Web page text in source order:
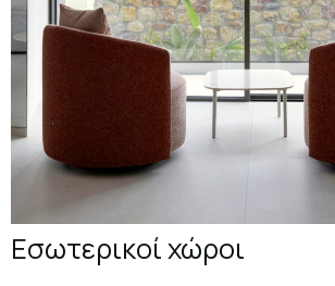
Εσωτερικοί χώροι